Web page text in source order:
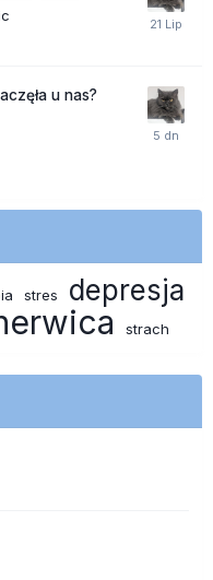
u nas?
stres depresja
strach